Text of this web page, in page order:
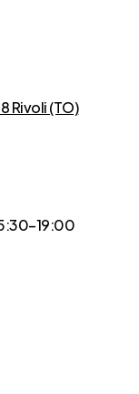
Rivoli (TO)